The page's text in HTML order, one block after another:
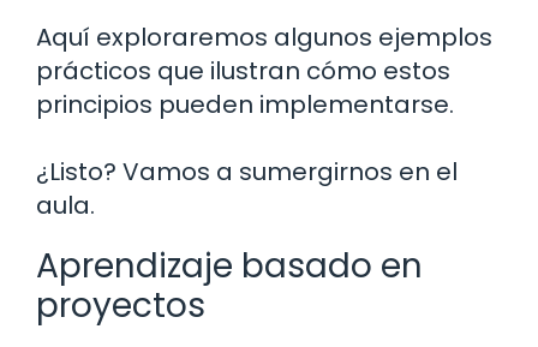
Aquí exploraremos algunos ejemplos
prácticos que ilustran cómo estos
principios pueden implementarse.
¿Listo? Vamos a sumergirnos en el
aula.
Aprendizaje basado en
proyectos